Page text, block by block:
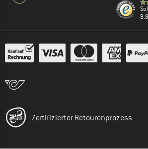
Zertifizierter Retourenprozess